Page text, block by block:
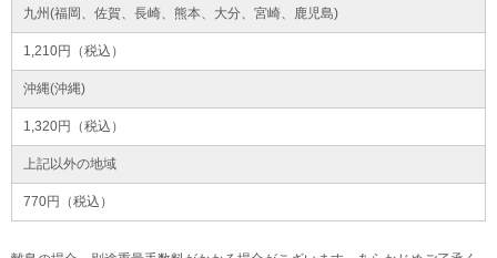
九州(福岡、佐賀、長崎、熊本、大分、宮崎、鹿児島)
1,210円（税込）
沖縄(沖縄)
1,320円（税込）
上記以外の地域
770円（税込）